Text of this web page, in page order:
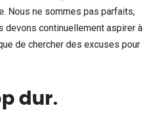
Nous ne sommes pas parfaits,
devons continuellement aspirer à
de chercher des excuses pour
dur.